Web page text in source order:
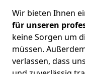
Wir bieten Ihnen
für unseren
keine Sorgen um
müssen.
verlassen, dass